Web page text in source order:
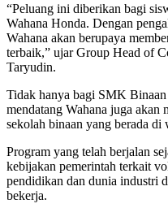
“Peluang ini diberikan bagi
Wahana Honda. Dengan
Wahana akan berupaya
terbaik,” ujar Group Head of
Taryudin.
Tidak hanya bagi SMK Binaan
mendatang Wahana juga
sekolah binaan yang berada di
Program yang telah berjalan
kebijakan pemerintah terkait
pendidikan dan dunia industri
bekerja.